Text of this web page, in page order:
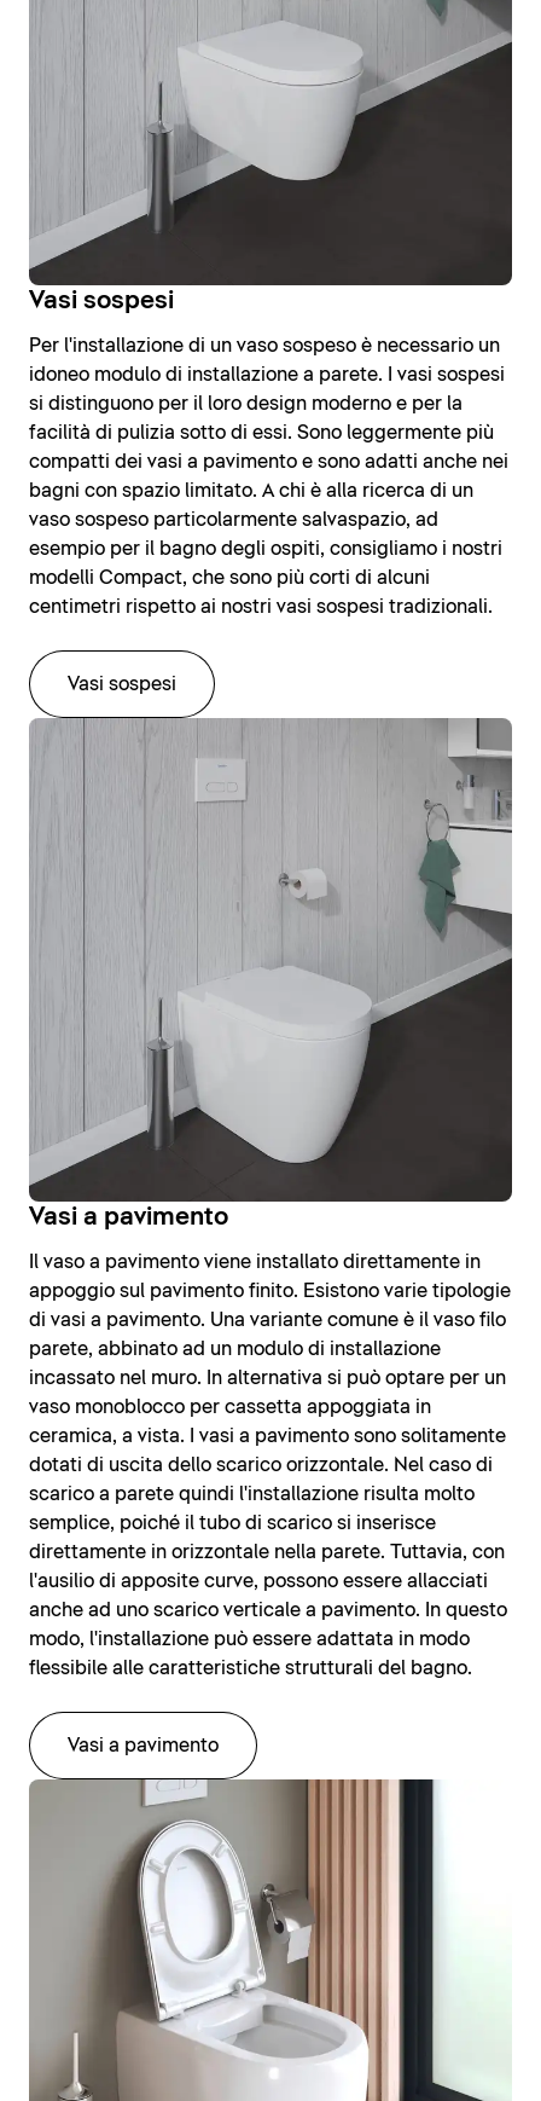
Vasi sospesi
Per l'installazione di un vaso sospeso è necessario un
idoneo modulo di installazione a parete. I vasi sospesi
si distinguono per il loro design moderno e per la
facilità di pulizia sotto di essi. Sono leggermente più
compatti dei vasi a pavimento e sono adatti anche nei
bagni con spazio limitato. A chi è alla ricerca di un
vaso sospeso particolarmente salvaspazio, ad
esempio per il bagno degli ospiti, consigliamo i nostri
modelli Compact, che sono più corti di alcuni
centimetri rispetto ai nostri vasi sospesi tradizionali.
Vasi sospesi
Vasi a pavimento
Il vaso a pavimento viene installato direttamente in
appoggio sul pavimento finito. Esistono varie tipologie
di vasi a pavimento. Una variante comune è il vaso filo
parete, abbinato ad un modulo di installazione
incassato nel muro. In alternativa si può optare per un
vaso monoblocco per cassetta appoggiata in
ceramica, a vista. I vasi a pavimento sono solitamente
dotati di uscita dello scarico orizzontale. Nel caso di
scarico a parete quindi l'installazione risulta molto
semplice, poiché il tubo di scarico si inserisce
direttamente in orizzontale nella parete. Tuttavia, con
l'ausilio di apposite curve, possono essere allacciati
anche ad uno scarico verticale a pavimento. In questo
modo, l'installazione può essere adattata in modo
flessibile alle caratteristiche strutturali del bagno.
Vasi a pavimento